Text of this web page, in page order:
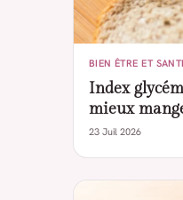
BIEN ÊTRE ET
Index
mieux
23 Juil 2026